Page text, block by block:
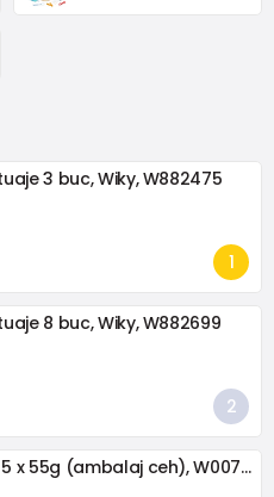
3 buc, Wiky, W882475
8 buc, Wiky, W882699
Pastă de modelat cu sclipici, 5 x 55g (ambalaj ceh), W007754